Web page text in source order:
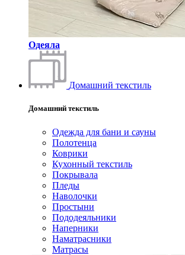
Одеяла
Домашний текстиль
Домашний текстиль
Одежда для бани и сауны
Полотенца
Коврики
Кухонный текстиль
Покрывала
Пледы
Наволочки
Простыни
Пододеяльники
Наперники
Наматрасники
Матрасы